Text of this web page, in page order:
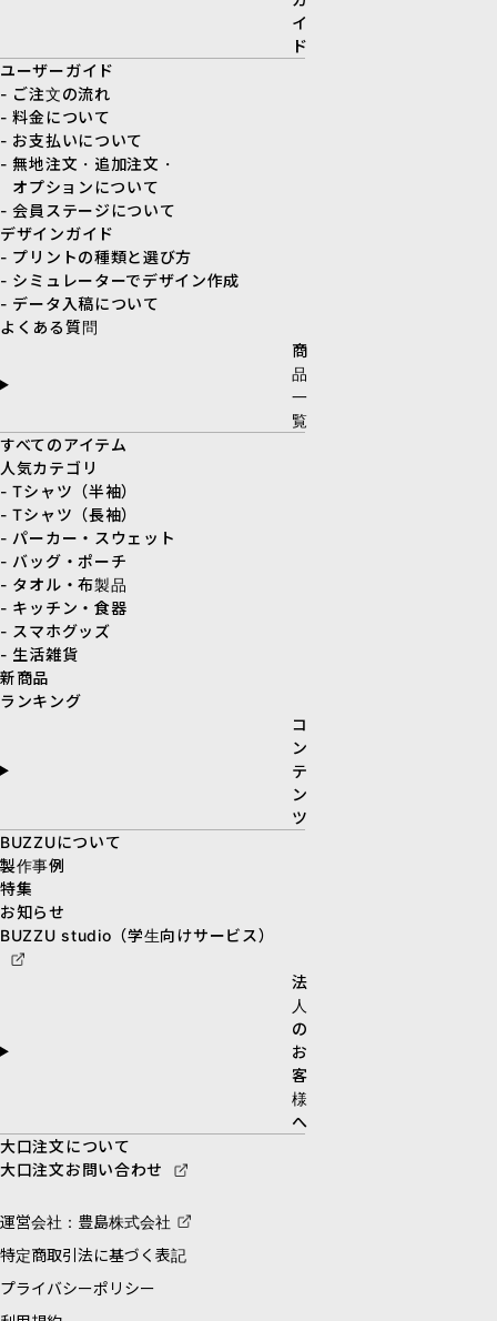
イ
ド
ユーザーガイド
- ご注文の流れ
- 料金について
- お支払いについて
- 無地注文・追加注文・
オプションについて
- 会員ステージについて
デザインガイド
- プリントの種類と選び方
- シミュレーターでデザイン作成
- データ入稿について
よくある質問
商
品
一
覧
すべてのアイテム
人気カテゴリ
- Tシャツ（半袖）
- Tシャツ（長袖）
- パーカー・スウェット
- バッグ・ポーチ
- タオル・布製品
- キッチン・食器
- スマホグッズ
- 生活雑貨
新商品
ランキング
コ
ン
テ
ン
ツ
BUZZUについて
製作事例
特集
お知らせ
BUZZU studio（学生向けサービス）
法
人
の
お
客
様
へ
大口注文について
大口注文お問い合わせ
運営会社：豊島株式会社
特定商取引法に基づく表記
プライバシーポリシー